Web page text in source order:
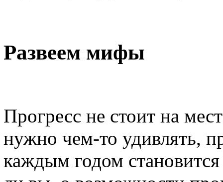
Развеем мифы
Прогресс не стоит на
нужно чем-то удивлять,
каждым годом